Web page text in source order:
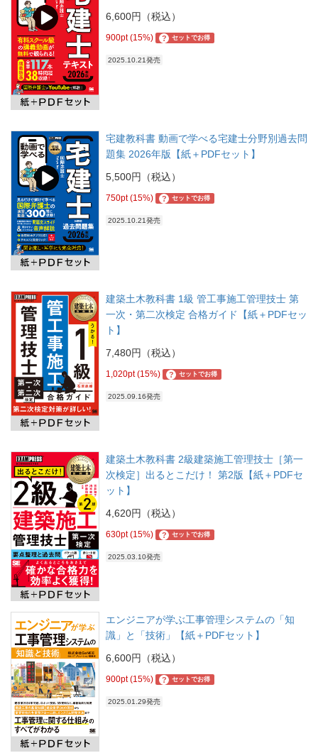
6,600円（税込）
900pt (15%) ? セットでお得
2025.10.21発売
宅建教科書 動画で学べる宅建士分野別過去問
題集 2026年版【紙＋PDFセット】
5,500円（税込）
750pt (15%) ? セットでお得
2025.10.21発売
建築土木教科書 1級 管工事施工管理技士 第
一次・第二次検定 合格ガイド【紙＋PDFセッ
ト】
7,480円（税込）
1,020pt (15%) ? セットでお得
2025.09.16発売
建築土木教科書 2級建築施工管理技士［第一
次検定］出るとこだけ！ 第2版【紙＋PDFセ
ット】
4,620円（税込）
630pt (15%) ? セットでお得
2025.03.10発売
エンジニアが学ぶ工事管理システムの「知
識」と「技術」【紙＋PDFセット】
6,600円（税込）
900pt (15%) ? セットでお得
2025.01.29発売